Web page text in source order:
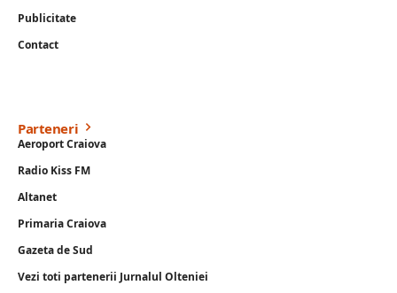
Publicitate
Contact
Parteneri
Aeroport Craiova
Radio Kiss FM
Altanet
Primaria Craiova
Gazeta de Sud
Vezi toti partenerii Jurnalul Olteniei